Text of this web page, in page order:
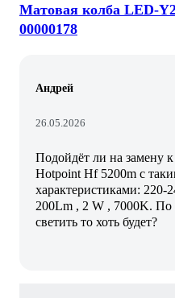
Матовая колба LED-
00000178
Андрей
26.05.2026
Подойдёт ли на замену
Hotpoint Hf 5200m c
характеристиками: 220-
200Lm , 2 W , 7000K. По
светить то хоть будет?